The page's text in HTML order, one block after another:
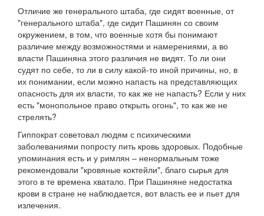
Отличие же генерального штаба, где сидят военные, от
"генерального штаба", где сидит Пашинян со своим
окружением, в том, что военные хотя бы понимают
различие между возможностями и намерениями, а во
власти Пашиняна этого различия не видят. То ли они
судят по себе, то ли в силу какой-то иной причины, но, в
их понимании, если можно напасть на представляющих
опасность для их власти, то как же не напасть? Если у них
есть "монопольное право открыть огонь", то как же не
стрелять?
Гиппократ советовал людям с психическими
заболеваниями попросту пить кровь здоровых. Подобные
упоминания есть и у римлян – ненормальным тоже
рекомендовали "кровяные коктейли", благо сырья для
этого в те времена хватало. При Пашиняне недостатка
крови в стране не наблюдается, вот власть ее и пьет для
излечения.